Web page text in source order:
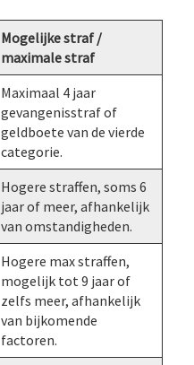
Mogelijke straf /
maximale straf
Maximaal 4 jaar
gevangenisstraf of
geldboete van de vierde
categorie.
Hogere straffen, soms 6
jaar of meer, afhankelijk
van omstandigheden.
Hogere max straffen,
mogelijk tot 9 jaar of
zelfs meer, afhankelijk
van bijkomende
factoren.